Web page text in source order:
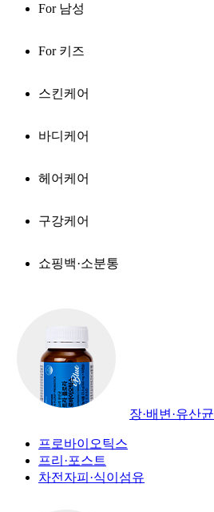
For 남성
For 키즈
스킨케어
바디케어
헤어케어
구강케어
쇼핑백·소분통
장·배변·유산균
프로바이오틱스
프리·포스트
차전자피·식이섬유